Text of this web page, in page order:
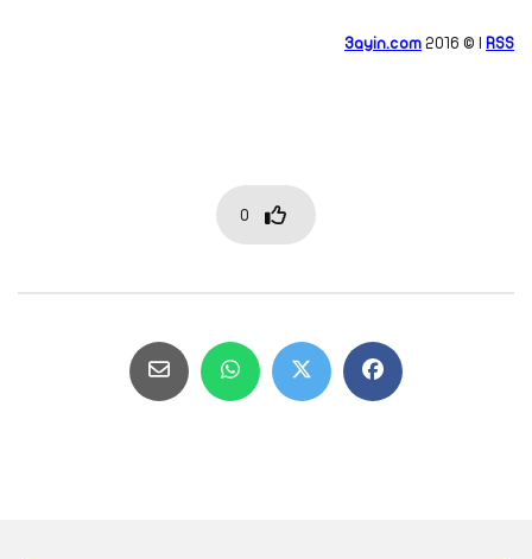
3ayin.com 2016 © | RSS
0